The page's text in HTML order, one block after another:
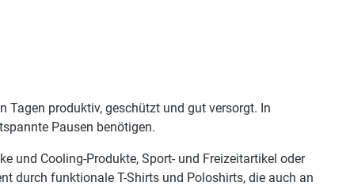
Tagen produktiv, geschützt und gut versorgt. In
Pausen benötigen.
und Cooling-Produkte, Sport- und Freizeitartikel oder
durch funktionale T-Shirts und Poloshirts, die auch an